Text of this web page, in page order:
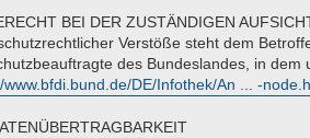
BEI DER ZUSTÄNDIGEN
Verstöße steht dem
des Bundeslandes, in
www.bfdi.bund.de/DE/Infothek/An ... -